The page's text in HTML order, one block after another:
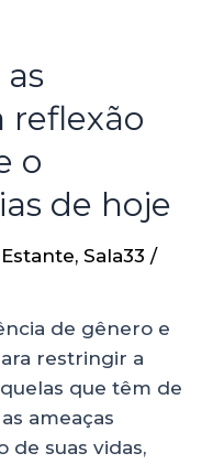
reflexão
o
de hoje
, Sala33 /
de gênero e
restringir a
que têm de
ameaças
de suas vidas,